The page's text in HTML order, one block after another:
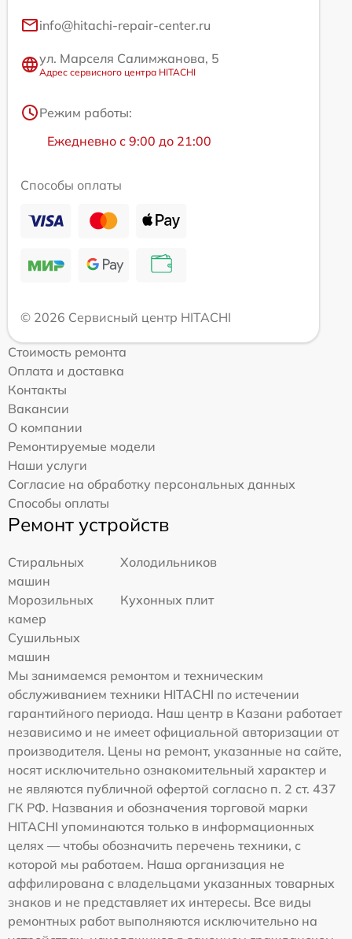
info@hitachi-repair-center.ru
ул. Марселя Салимжанова, 5
Адрес сервисного центра HITACHI
Режим работы:
Ежедневно с 9:00 до 21:00
Способы оплаты
© 2026 Сервисный центр HITACHI
Стоимость ремонта
Оплата и доставка
Контакты
Вакансии
О компании
Ремонтируемые модели
Наши услуги
Согласие на обработку персональных данных
Способы оплаты
Ремонт устройств
Стиральных
машин
Холодильников
Морозильных
камер
Кухонных плит
Сушильных
машин
Мы занимаемся ремонтом и техническим
обслуживанием техники HITACHI по истечении
гарантийного периода. Наш центр в Казани работает
независимо и не имеет официальной авторизации от
производителя. Цены на ремонт, указанные на сайте,
носят исключительно ознакомительный характер и
не являются публичной офертой согласно п. 2 ст. 437
ГК РФ. Названия и обозначения торговой марки
HITACHI упоминаются только в информационных
целях — чтобы обозначить перечень техники, с
которой мы работаем. Наша организация не
аффилирована с владельцами указанных товарных
знаков и не представляет их интересы. Все виды
ремонтных работ выполняются исключительно на